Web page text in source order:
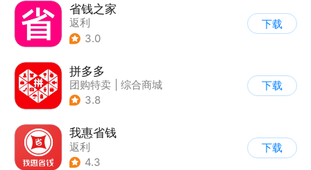
省钱之家
返利
3.0
下载
拼多多
团购特卖
综合商城
3.8
下载
我惠省钱
返利
4.3
下载